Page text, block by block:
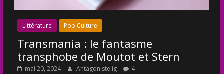
Littérature Pop Culture
Transmania : le fantasme
transphobe de Moutot et Stern
mai 20, 2024 Antagoniste.ig 4